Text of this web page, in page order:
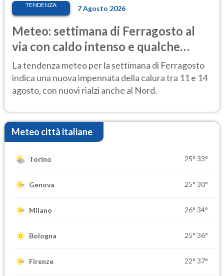
TENDENZA 7 Agosto 2026
Meteo: settimana di Ferragosto al
via con caldo intenso e qualche
temporale
La tendenza meteo per la settimana di Ferragosto
indica una nuova impennata della calura tra 11 e 14
agosto, con nuovi rialzi anche al Nord.
Meteo città italiane
Torino 25° 33°
Genova 25° 30°
Milano 26° 34°
Bologna 25° 36°
Firenze 22° 37°